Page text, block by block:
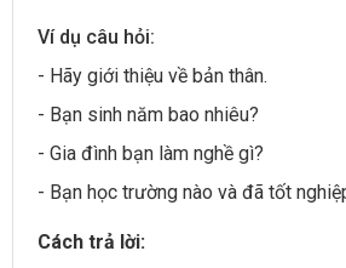
Ví dụ câu hỏi:
- Hãy giới thiệu về bản thân.
- Bạn sinh năm bao nhiêu?
- Gia đình bạn làm nghề gì?
- Bạn học trường nào và đã tốt
Cách trả lời: